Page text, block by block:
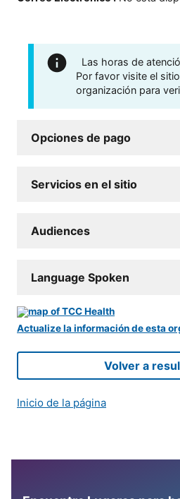
Las horas de
Por favor visite el
organización para
Opciones de pago
Servicios en el sitio
Audiences
Language Spoken
Actualize la información de esta
Volver a
Inicio de la página